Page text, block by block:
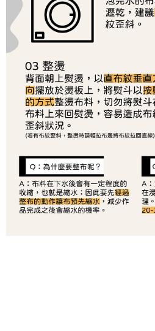
４．使用「AFTEE先享後付」時，將依據
時審查核予不同之上限額度；若仍有額度
請求用戶進行身份認證。
５．嚴禁一人註冊多個帳號或使用他人資
恩沛科技股份有限公司將有權停止該用戶